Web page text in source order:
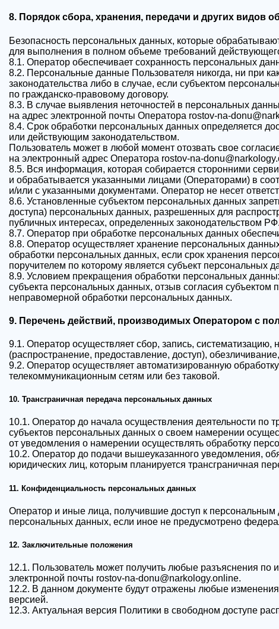
8. Порядок сбора, хранения, передачи и других видов
Безопасность персональных данных, которые
для выполнения в полном объеме требований
8.1. Оператор обеспечивает сохранность персональных
8.2. Персональные данные Пользователя никогда, ни при
законодательства либо в случае, если субъектом
по гражданско-правовому договору.
8.3. В случае выявления неточностей в персональных
на адрес электронной почты Оператора rostov-na-
8.4. Срок обработки персональных данных определяется
или действующим законодательством.
Пользователь может в любой момент отозвать свое
на электронный адрес Оператора rostov-na-
8.5. Вся информация, которая собирается сторонними
и обрабатывается указанными лицами (Операторами) в
и/или с указанными документами. Оператор не несет
8.6. Установленные субъектом персональных данных
доступа) персональных данных, разрешенных для
публичных интересах, определенных законодательством РФ.
8.7. Оператор при обработке персональных данных
8.8. Оператор осуществляет хранение персональных
обработки персональных данных, если срок хранения
поручителем по которому является субъект персональных
8.9. Условием прекращения обработки персональных
субъекта персональных данных, отзыв согласия
неправомерной обработки персональных данных.
9. Перечень действий, производимых Оператором с
9.1. Оператор осуществляет сбор, запись,
(распространение, предоставление, доступ),
9.2. Оператор осуществляет автоматизированную
телекоммуникационным сетям или без таковой.
10. Трансграничная передача персональных данных
10.1. Оператор до начала осуществления деятельности по
субъектов персональных данных о своем намерении
от уведомления о намерении осуществлять обработку
10.2. Оператор до подачи вышеуказанного уведомления,
юридических лиц, которым планируется трансграничная
11. Конфиденциальность персональных данных
Оператор и иные лица, получившие доступ к
персональных данных, если иное не предусмотрено
12. Заключительные положения
12.1. Пользователь может получить любые разъяснения
электронной почты rostov-na-donu@narkology.online.
12.2. В данном документе будут отражены любые
версией.
12.3. Актуальная версия Политики в свободном доступе